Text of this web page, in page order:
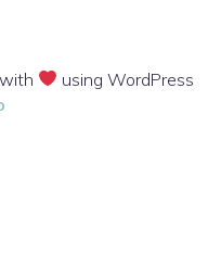
using WordPress